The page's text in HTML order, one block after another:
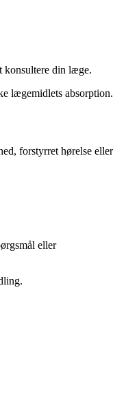
konsultere din læge.
lægemidlets absorption.
forstyrret hørelse eller
eller